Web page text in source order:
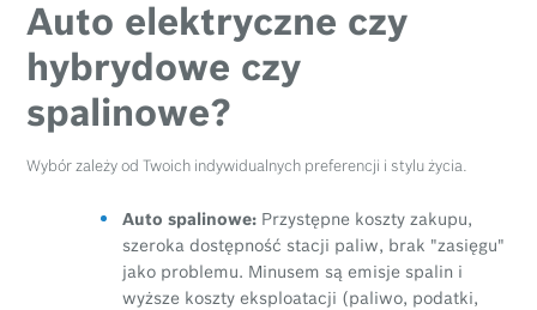
Auto elektryczne czy
hybrydowe czy
spalinowe?
Wybór zależy od Twoich indywidualnych preferencji i stylu życia.
Auto spalinowe: Przystępne koszty zakupu,
szeroka dostępność stacji paliw, brak "zasięgu"
jako problemu. Minusem są emisje spalin i
wyższe koszty eksploatacji (paliwo, podatki,